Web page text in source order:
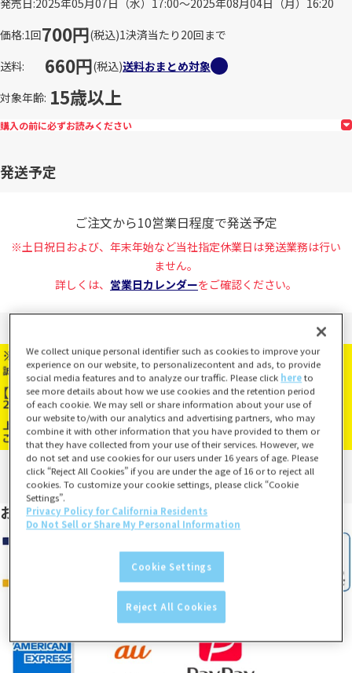
価格 1回700円(税込)1決済当たり20回まで
送料
660円(税込)送料おまとめ対象
対象年齢 15歳以上
購入の前に必ずお読みください
発送予定
ご注文から10営業日程度で発送予定
※土日祝日および、年末年始など当社指定休業日は発送業務は行い
ません。
詳しくは、 営業日カレンダーをご確認ください。
お支払い方法
We collect unique personal identifier such as cookies to improve your
experience on our website, to personalizecontent and ads, to provide
social media features and to analyze our traffic. Please click hereto
see more details about how we use cookies and the retention period
of each cookie. We may sell or share information about your use of
our website to/with our analytics and advertising partners, who may
combine it with other information that you have provided to them or
that they have collected from your use of their services. However, we
do not set and use cookies for our users under 16 years of age. Please
click “Reject All Cookies” if you are under the age of 16 or to reject all
cookies. To customize your cookie settings, please click “Cookie
Settings”.
Privacy Policy for California Residents
Do Not Sell or Share My Personal Information
Cookie Settings
Reject All Cookies